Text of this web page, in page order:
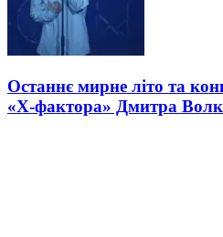
Останнє мирне літо та
«Х-фактора» Дмитра